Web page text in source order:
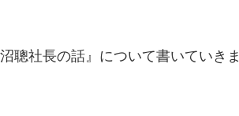
聰社長の話』について書いていきま